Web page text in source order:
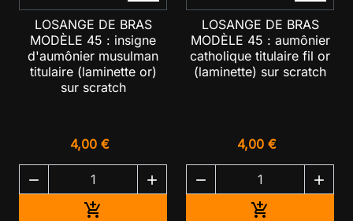
LOSANGE DE BRAS
MODÈLE 45 : insigne
d'aumônier musulman
titulaire (laminette or)
sur scratch
4,00 €
 

LOSANGE DE BRAS
MODÈLE 45 : aumônier
catholique titulaire fil or
(laminette) sur scratch
4,00 €
 
